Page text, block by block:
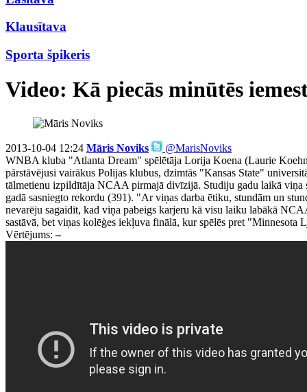
Klausītava
Sporta špikeris
Video: Kā piecās minūtēs
2013-10-04 12:24 Māris Noviks
@MarisNoviks
WNBA kluba "Atlanta Dream" spēlētāja Lorija Koena (Laurie
pārstāvējusi vairākus Polijas klubus, dzimtās "Kansas State"
tālmetienu izpildītāja NCAA pirmajā divīzijā. Studiju gadu laikā viņa
gadā sasniegto rekordu (391). "Ar viņas darba ētiku, stundām un
nevarēju sagaidīt, kad viņa pabeigs karjeru kā visu laiku labākā
sastāvā, bet viņas kolēģes iekļuva finālā, kur spēlēs pret "Minnesota
Vērtējums:–